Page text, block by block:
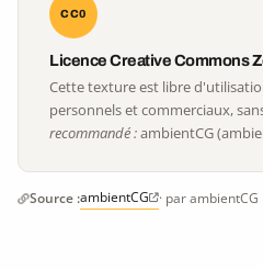
CC0
Licence Creative Commons
Cette texture est libre
personnels et commerciaux,
recommandé :ambientCG
Source :ambientCG · par ambientCG